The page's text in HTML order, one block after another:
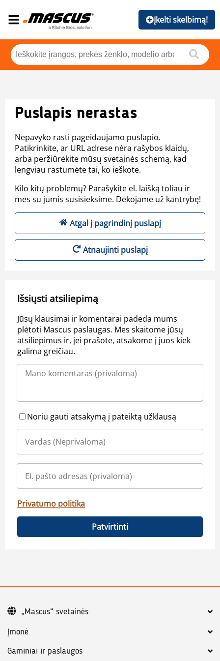
Įkelti skelbimą!
Puslapis nerastas
Nepavyko rasti pageidaujamo puslapio.
Patikrinkite, ar URL adrese nėra rašybos klaidų,
arba peržiūrėkite mūsų svetainės schemą, kad
lengviau rastumėte tai, ko ieškote.
Kilo kitų problemų? Parašykite el. laišką toliau ir
mes su jumis susisieksime. Dėkojame už kantrybę!
Atgal į pagrindinį puslapį
Atnaujinti puslapį
Išsiųsti atsiliepimą
Jūsų klausimai ir komentarai padeda mums
plėtoti Mascus paslaugas. Mes skaitome jūsų
atsiliepimus ir, jei prašote, atsakome į juos kiek
galima greičiau.
Noriu gauti atsakymą į pateiktą užklausą
Privatumo politika
Patvirtinti
Įmonė
Gaminiai ir paslaugos
„Mascus“ svetainės